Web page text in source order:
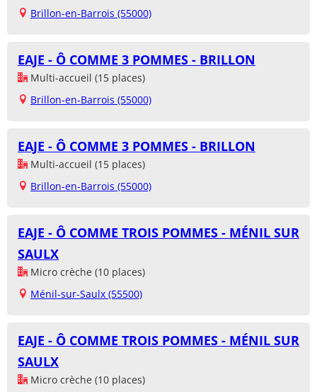
Brillon-en-Barrois (55000)
EAJE - Ô COMME 3 POMMES - BRILLON
Multi-accueil (15 places)
Brillon-en-Barrois (55000)
EAJE - Ô COMME 3 POMMES - BRILLON
Multi-accueil (15 places)
Brillon-en-Barrois (55000)
EAJE - Ô COMME TROIS POMMES - MÉNIL SUR
SAULX
Micro crèche (10 places)
Ménil-sur-Saulx (55500)
EAJE - Ô COMME TROIS POMMES - MÉNIL SUR
SAULX
Micro crèche (10 places)